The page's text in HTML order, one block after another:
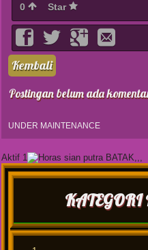
0 Star
Kembali
Postingan belum ada
UNDER MAINTENANCE
Aktif 1
KATEGORI